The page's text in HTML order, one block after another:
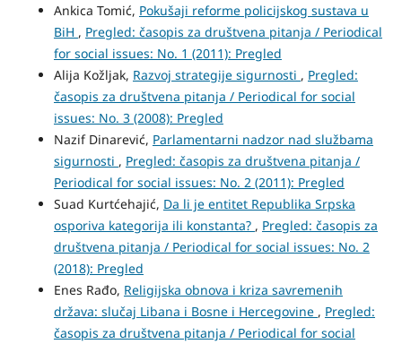
Ankica Tomić, Pokušaji reforme policijskog sustava u
BiH , Pregled: časopis za društvena pitanja / Periodical
for social issues: No. 1 (2011): Pregled
Alija Kožljak, Razvoj strategije sigurnosti , Pregled:
časopis za društvena pitanja / Periodical for social
issues: No. 3 (2008): Pregled
Nazif Dinarević, Parlamentarni nadzor nad službama
sigurnosti , Pregled: časopis za društvena pitanja /
Periodical for social issues: No. 2 (2011): Pregled
Suad Kurtćehajić, Da li je entitet Republika Srpska
osporiva kategorija ili konstanta? , Pregled: časopis za
društvena pitanja / Periodical for social issues: No. 2
(2018): Pregled
Enes Rađo, Religijska obnova i kriza savremenih
država: slučaj Libana i Bosne i Hercegovine , Pregled:
časopis za društvena pitanja / Periodical for social